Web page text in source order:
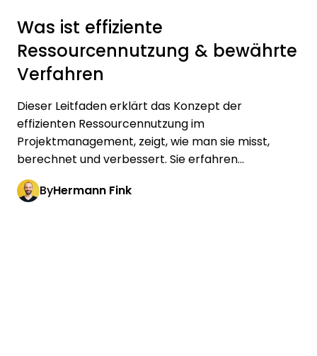
Was ist effiziente
Ressourcennutzung & bewährte
Verfahren
Dieser Leitfaden erklärt das Konzept der
effizienten Ressourcennutzung im
Projektmanagement, zeigt, wie man sie misst,
berechnet und verbessert. Sie erfahren...
ByHermann Fink